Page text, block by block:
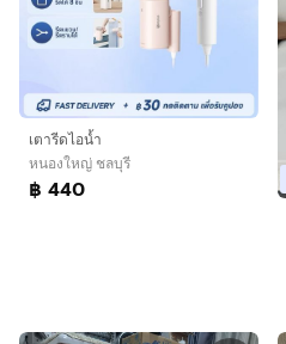
เตารีดไอน้ำ
หนองใหญ่ ชลบุรี
฿ 440